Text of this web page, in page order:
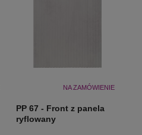
NA ZAMÓWIENIE
PP 67 - Front z panela
ryflowany